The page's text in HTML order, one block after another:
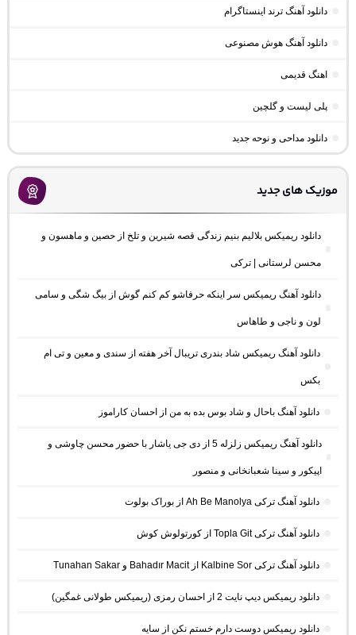
دانلود آهنگ ترند اینستاگرام
دانلود آهنگ هوش مصنوعی
اهنگ قدیمی
پلی لیست و گلچین
دانلود مداحی و نوحه جدید
موزیک های جدید
دانلود ریمیکس بلالیم بنیم زندگی قصه شیرین و تلخ از حصین و ماهسون و
محسن لرستانی | ترکی
دانلود آهنگ ریمیکس سر اینکه حرفاشو کم کنم گوش از بیگ شگی و سامی
لون و ناجی و طاهاس
دانلود آهنگ ریمیکس شاد بندری تریبال آخر هفته از سندی و معین و تی ام
بکس
دانلود آهنگ باحال و شاد بوس بده به من از احسان کاراموز
دانلود آهنگ ریمیکس زلزله 5 از دی جی یاشار با حضور محسن چاوشی و
اپیکور و سینا شعبانخانی و منصور
دانلود آهنگ ترکی Ah Be Manolya از بوراک بولوت
دانلود آهنگ ترکی Topla Git از کورتولوش کوش
دانلود آهنگ ترکی Kalbine Sor از Bahadır Macit و Tunahan Sakar
دانلود ریمیکس دیپ نایت 2 از احسان رمزی (ریمیکس طولانی غمگین)
دانلود ریمیکس دوست دارم خستم نکن از سایه